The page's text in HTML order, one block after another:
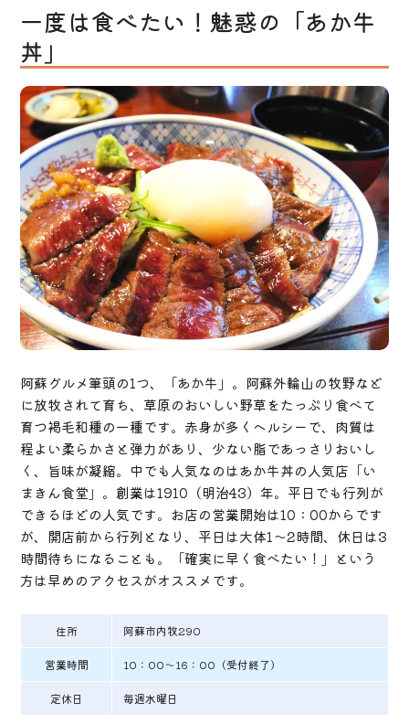
一度は食べたい！魅惑の「あか牛
丼」
阿蘇グルメ筆頭の1つ、「あか牛」。阿蘇外輪山の牧野など
に放牧されて育ち、草原のおいしい野草をたっぷり食べて
育つ褐毛和種の一種です。赤身が多くヘルシーで、肉質は
程よい柔らかさと弾力があり、少ない脂であっさりおいし
く、旨味が凝縮。中でも人気なのはあか牛丼の人気店「い
まきん食堂」。創業は1910（明治43）年。平日でも行列が
できるほどの人気です。お店の営業開始は10：00からです
が、開店前から行列となり、平日は大体1～2時間、休日は3
時間待ちになることも。「確実に早く食べたい！」という
方は早めのアクセスがオススメです。
住所 阿蘇市内牧290
営業時間 10：00～16：00（受付終了）
定休日 毎週水曜日